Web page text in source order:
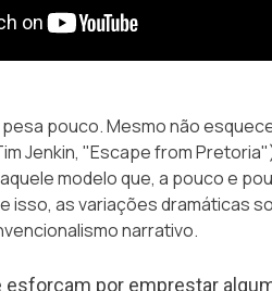
pesa pouco. Mesmo não
Jenkin, "Escape from Pretoria"
modelo que, a pouco e
isso, as variações dramáticas
narrativo.
esforçam por emprestar